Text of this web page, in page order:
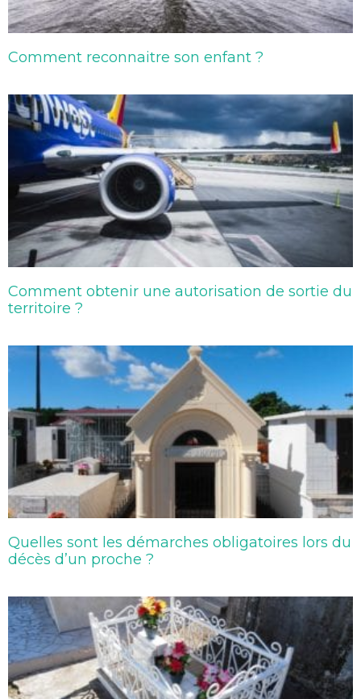
Comment reconnaitre son enfant ?
Comment obtenir une autorisation de sortie du
territoire ?
Quelles sont les démarches obligatoires lors du
décès d’un proche ?